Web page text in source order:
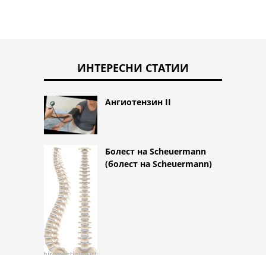
ИНТЕРЕСНИ СТАТИИ
Ангиотензин II
Болест на Scheuermann
(болест на Scheuermann)